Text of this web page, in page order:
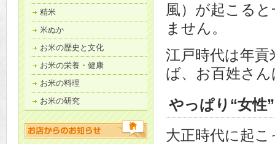
精米
米ぬか
お米の歴史と文化
お米の栄養・健康
お米の料理
お米の研究
風）が起こる
ません。
江戸時代は年
ば、お百姓さ
やっぱり“女性
大正時代に起